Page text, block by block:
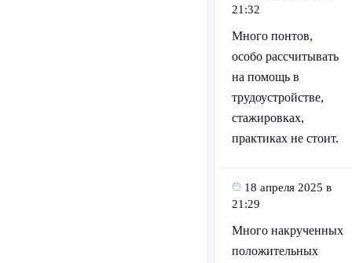
21:32
Много понтов,
особо рассчитывать
на помощь в
трудоустройстве,
стажировках,
практиках не стоит.
18 апреля 2025 в
21:29
Много накрученных
положительных